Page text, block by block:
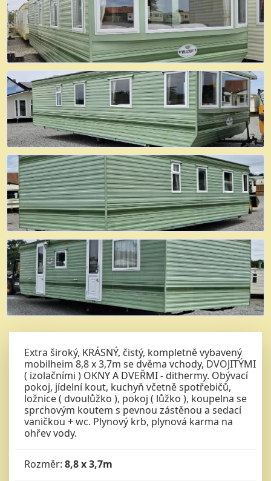
Extra široký, KRÁSNÝ, čistý, kompletně vybavený
mobilheim 8,8 x 3,7m se dvěma vchody, DVOJITÝMI
( izolačními ) OKNY A DVEŘMI - dithermy. Obývací
pokoj, jídelní kout, kuchyň včetně spotřebičů,
ložnice ( dvoulůžko ), pokoj ( lůžko ), koupelna se
sprchovým koutem s pevnou zástěnou a sedací
vaničkou + wc. Plynový krb, plynová karma na
ohřev vody.
Rozměr: 8,8 x 3,7m